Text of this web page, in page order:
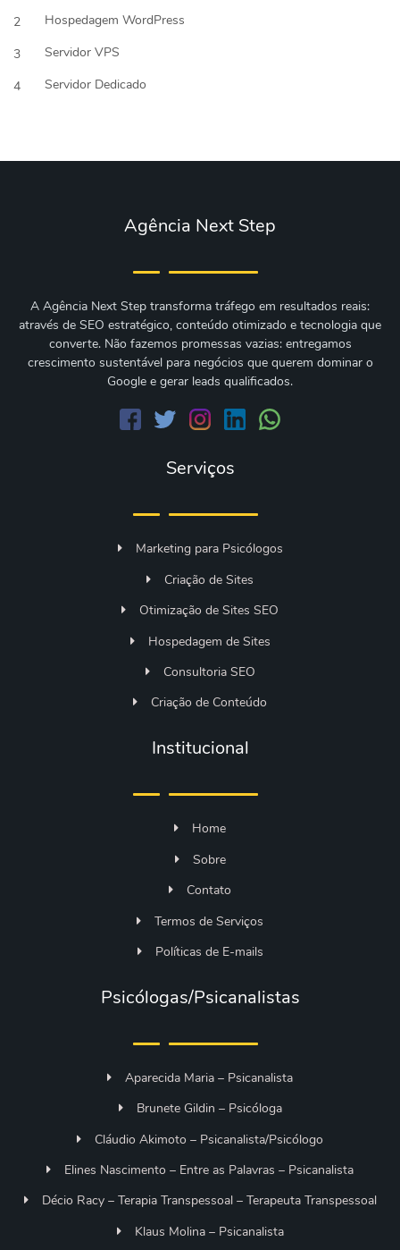
2
Hospedagem WordPress
3
Servidor VPS
4
Servidor Dedicado
Agência Next Step
A Agência Next Step transforma tráfego em resultados reais:
através de SEO estratégico, conteúdo otimizado e tecnologia que
converte. Não fazemos promessas vazias: entregamos
crescimento sustentável para negócios que querem dominar o
Google e gerar leads qualificados.
Serviços
Marketing para Psicólogos
Criação de Sites
Otimização de Sites SEO
Hospedagem de Sites
Consultoria SEO
Criação de Conteúdo
Institucional
Home
Sobre
Contato
Termos de Serviços
Políticas de E-mails
Psicólogas/Psicanalistas
Aparecida Maria – Psicanalista
Brunete Gildin – Psicóloga
Cláudio Akimoto – Psicanalista/Psicólogo
Elines Nascimento – Entre as Palavras – Psicanalista
Décio Racy – Terapia Transpessoal – Terapeuta Transpessoal
Klaus Molina – Psicanalista